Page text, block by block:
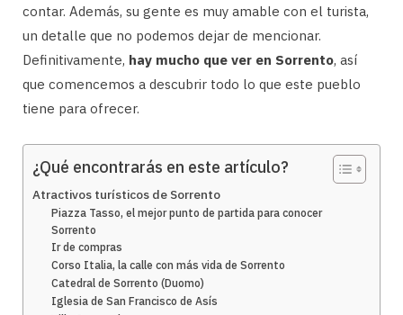
contar. Además, su gente es muy amable con el turista,
un detalle que no podemos dejar de mencionar.
Definitivamente, hay mucho que ver en Sorrento, así
que comencemos a descubrir todo lo que este pueblo
tiene para ofrecer.
¿Qué encontrarás en este artículo?
Atractivos turísticos de Sorrento
Piazza Tasso, el mejor punto de partida para conocer
Sorrento
Ir de compras
Corso Italia, la calle con más vida de Sorrento
Catedral de Sorrento (Duomo)
Iglesia de San Francisco de Asís